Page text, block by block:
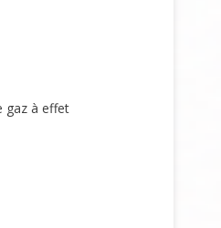
gaz à effet